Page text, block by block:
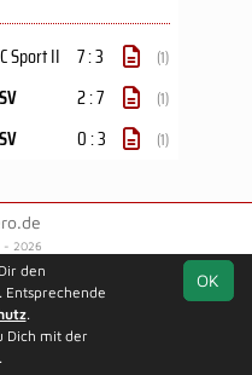
Sport II 7 : 3 (1)
2 : 7 (1)
0 : 3 (1)
- 2026
Datenschutz OK
den
Entsprechende
.
Dich mit der